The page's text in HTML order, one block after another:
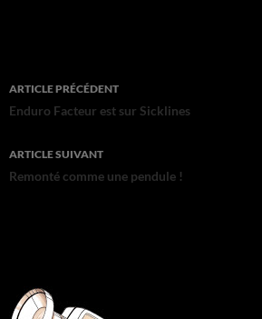
Navigation
des
articles
ARTICLE PRÉCÉDENT
Enduro Facteur est sur Sicklines
ARTICLE SUIVANT
Remonté comme une pendule !